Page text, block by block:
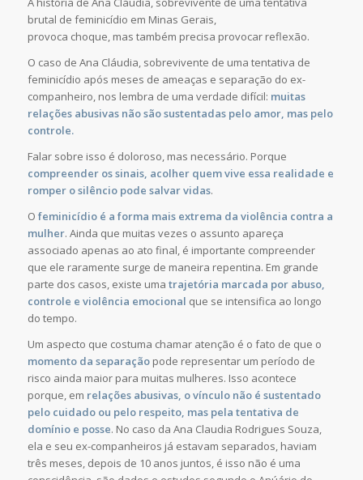
brutal de feminicídio em Minas Gerais,
provoca choque, mas também precisa provocar reflexão.
O caso de Ana Cláudia, sobrevivente de uma tentativa de
feminicídio após meses de ameaças e separação do ex-
companheiro, nos lembra de uma verdade difícil: muitas
relações abusivas não são sustentadas pelo amor, mas pelo
controle.
Falar sobre isso é doloroso, mas necessário. Porque
compreender os sinais, acolher quem vive essa realidade e
romper o silêncio pode salvar vidas.
O feminicídioé a forma mais extrema da violência contra a
mulher. Ainda que muitas vezes o assunto apareça
associado apenas ao ato final, é importante compreender
que ele raramente surge de maneira repentina. Em grande
parte dos casos, existe uma trajetória marcada por abuso,
controle e violência emocional que se intensifica ao longo
do tempo.
Um aspecto que costuma chamar atenção é o fato de que o
momento da separaçãopode representar um período de
risco ainda maior para muitas mulheres. Isso acontece
porque, em relações abusivas, o vínculo não é sustentado
pelo cuidado ou pelo respeito, mas pela tentativa de
domínio e posse. No caso da Ana Claudia Rodrigues Souza,
ela e seu ex-companheiros já estavam separados, haviam
três meses, depois de 10 anos juntos, é isso não é uma